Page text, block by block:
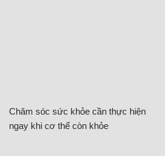
Chăm sóc sức khỏe cần thực hiện
ngay khi cơ thể còn khỏe